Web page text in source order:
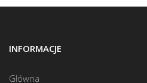
INFORMACJE
Główna